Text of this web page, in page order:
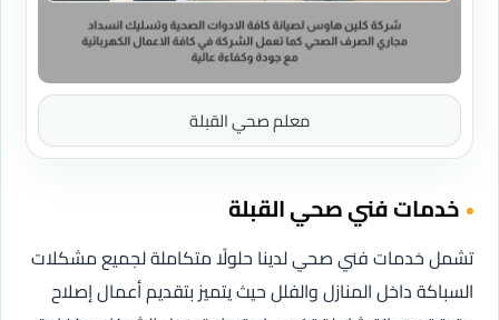
معلم صحي القبلة
خدمات فني صحي القبلة
تشمل خدمات فني صحي لدينا حلولًا متكاملة لجميع مشكلات
السباكة داخل المنازل والفلل حيث يتميز بتقديم أعمال إصلاح